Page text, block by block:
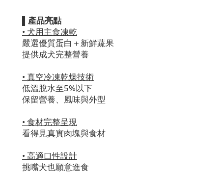
▌產品亮點
• 犬用主食凍乾
嚴選優質蛋白＋新鮮蔬果
提供成犬完整營養
• 真空冷凍乾燥技術
低溫脫水至5%以下
保留營養、風味與外型
• 食材完整呈現
看得見真實肉塊與食材
• 高適口性設計
挑嘴犬也願意進食